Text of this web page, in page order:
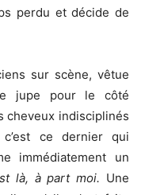
perdu et décide de
sur scène, vêtue
jupe pour le côté
cheveux indisciplinés
ce dernier qui
immédiatement un
là, à part moi. Une